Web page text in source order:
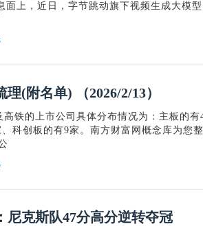
面上，近日，字节跳动旗下视频生成大模型
(附名单) （2026/2/13）
铁的上市公司具体分布情况为：主板的有
科创板的有9家。南方财富网概念库为您
尼克斯队47分高分逆转夺冠